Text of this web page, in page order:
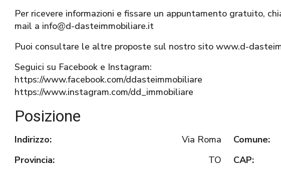
Per ricevere informazioni e fissare un appuntamento gratuito,
mail a info@d-dasteimmobiliare.it
Puoi consultare le altre proposte sul nostro sito www.d-
Seguici su Facebook e Instagram:
https://www.facebook.com/ddasteimmobiliare
https://www.instagram.com/dd_immobiliare
Posizione
Indirizzo: Via Roma Comune:
Provincia:
TO CAP: